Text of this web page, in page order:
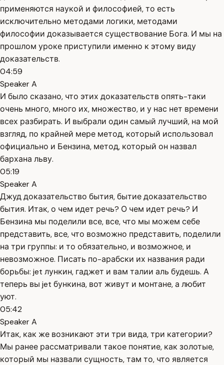
применяются наукой и философией, то есть
исключительно методами логики, методами
философии доказывается существование Бога. И мы на
прошлом уроке приступили именно к этому виду
доказательств.
04:59
Speaker A
И было сказано, что этих доказательств опять-таки
очень много, много их, множество, и у нас нет времени
всех разбирать. И выбрали один самый лучший, на мой
взгляд, по крайней мере метод, который использовал
официально и Бензина, метод, который он назвал
бархана льву.
05:19
Speaker A
Джуд доказательство бытия, бытие доказательство
бытия. Итак, о чем идет речь? О чем идет речь? И
Бензина мы поделили все, все, что мы можем себе
представить, все, что возможно представить, поделили
на три группы: и то обязательно, и возможное, и
невозможное. Писать по-арабски их названия ради
борьбы: jet лункин, гаджет и вам талии аль будешь. А
теперь вы jet бункина, вот живут и монтане, а любит
уют.
05:42
Speaker A
Итак, как же возникают эти три вида, три категории?
Мы ранее рассматривали такое понятие, как золотые,
который мы назвали сущность, там то, что является